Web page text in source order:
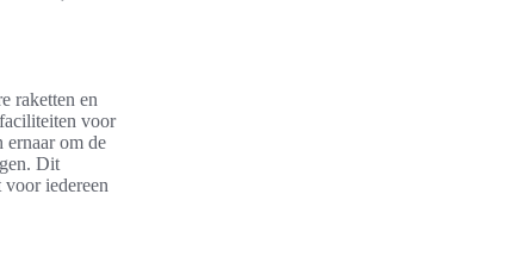
raketten en
voor
om de
Dit
iedereen